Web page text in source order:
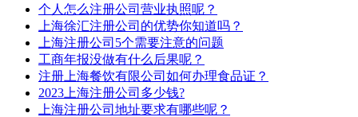
个人怎么注册公司营业执照呢？
上海徐汇注册公司的优势你知道吗？
上海注册公司5个需要注意的问题
工商年报没做有什么后果呢？
注册上海餐饮有限公司如何办理食品证？
2023上海注册公司多少钱?
上海注册公司地址要求有哪些呢？